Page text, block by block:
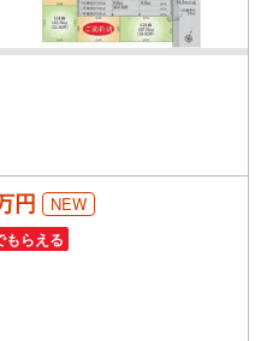
円 NEW
もらえる